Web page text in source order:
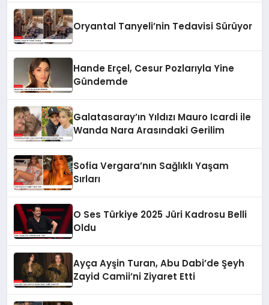
Oryantal Tanyeli’nin Tedavisi Sürüyor
Hande Erçel, Cesur Pozlarıyla Yine
Gündemde
Galatasaray’ın Yıldızı Mauro Icardi ile
Wanda Nara Arasındaki Gerilim
Sofia Vergara’nın Sağlıklı Yaşam
Sırları
O Ses Türkiye 2025 Jüri Kadrosu Belli
Oldu
Ayça Ayşin Turan, Abu Dabi’de Şeyh
Zayid Camii’ni Ziyaret Etti